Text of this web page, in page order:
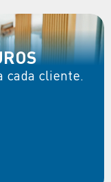
cada cliente.